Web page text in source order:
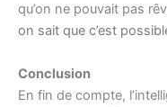
qu’on ne pouvait pas
on sait que c’est
Conclusion
En fin de compte,